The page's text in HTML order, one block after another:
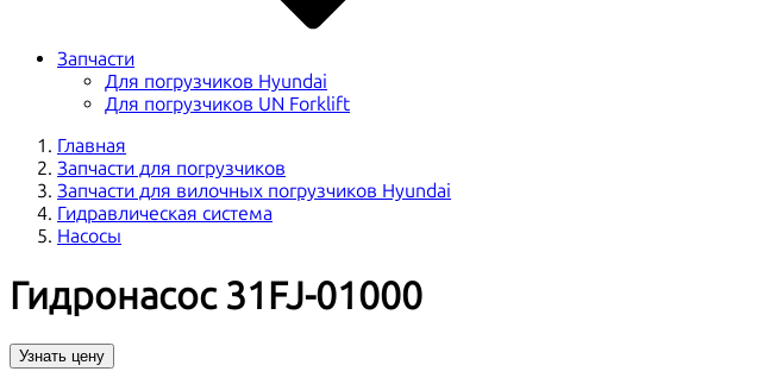
Запчасти
Для погрузчиков Hyundai
Для погрузчиков UN Forklift
Главная
Запчасти для погрузчиков
Запчасти для вилочных погрузчиков Hyundai
Гидравлическая система
Насосы
Гидронасос 31FJ-01000
Узнать цену